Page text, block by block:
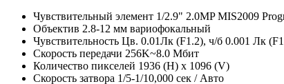
Чувствительный элемент 1/2.9" 2.0MP MIS2009
Объектив 2.8-12 мм вариофокальный
Чувствительность Цв. 0.01Лк (F1.2), ч/б 0.001 Лк
Скорость передачи 256K~8.0 Мбит
Количество пикселей 1936 (H) x 1096 (V)
Скорость затвора 1/5-1/10,000 сек / Авто